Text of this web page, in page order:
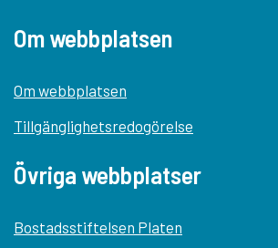
Om webbplatsen
Om webbplatsen
Tillgänglighetsredogörelse
Övriga webbplatser
Bostadsstiftelsen Platen